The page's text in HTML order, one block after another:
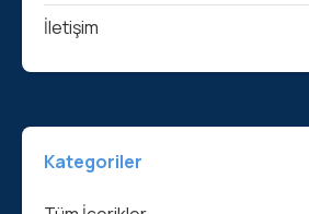
İletişim
Kategoriler